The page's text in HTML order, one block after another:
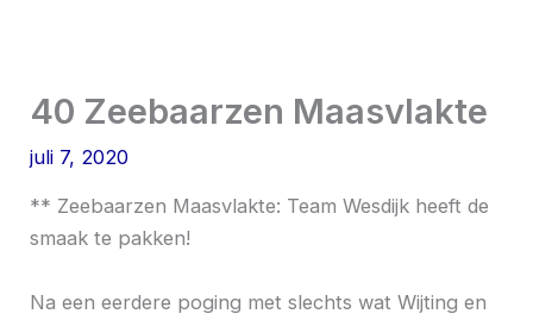
40 Zeebaarzen Maasvlakte
juli 7, 2020
** Zeebaarzen Maasvlakte: Team Wesdijk heeft de
smaak te pakken!
Na een eerdere poging met slechts wat Wijting en